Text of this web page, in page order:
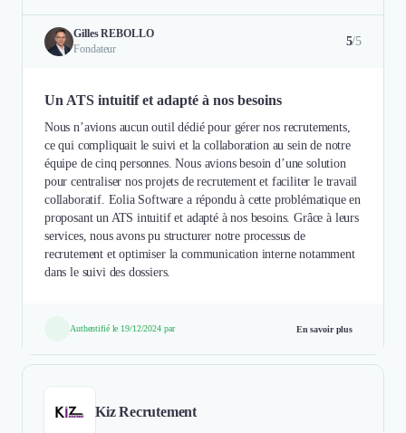
Gilles REBOLLO
Fondateur
5/5
Un ATS intuitif et adapté à nos besoins
Nous n’avions aucun outil dédié pour gérer nos recrutements,
ce qui compliquait le suivi et la collaboration au sein de notre
équipe de cinq personnes. Nous avions besoin d’une solution
pour centraliser nos projets de recrutement et faciliter le travail
collaboratif. Eolia Software a répondu à cette problématique en
proposant un ATS intuitif et adapté à nos besoins. Grâce à leurs
services, nous avons pu structurer notre processus de
recrutement et optimiser la communication interne notamment
dans le suivi des dossiers.
Authentifié le 19/12/2024 par En savoir plus
Kiz Recrutement